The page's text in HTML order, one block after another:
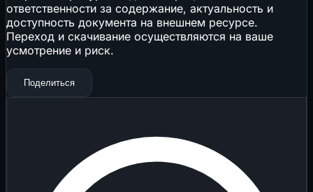
ответственности за содержание, актуальность и
доступность документа на внешнем ресурсе.
Переход и скачивание осуществляются на ваше
усмотрение и риск.
Поделиться